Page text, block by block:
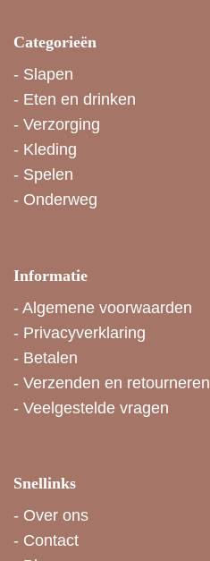
Categorieën
- Slapen
- Eten en drinken
- Verzorging
- Kleding
- Spelen
- Onderweg
Informatie
- Algemene voorwaarden
- Privacyverklaring
- Betalen
- Verzenden en retourneren
- Veelgestelde vragen
Snellinks
- Over ons
- Contact